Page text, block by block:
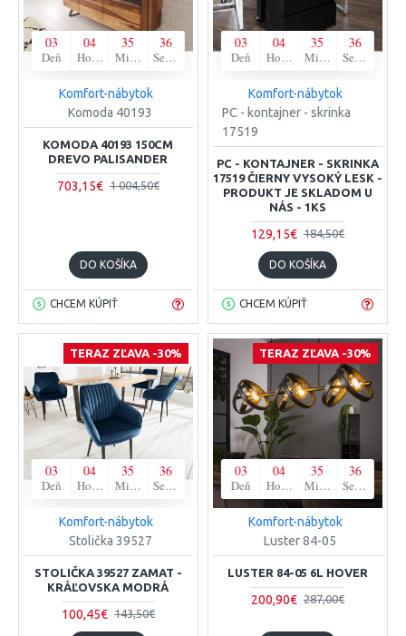
03
Deň
04
Hodina
35
Minúta
35
Sekunda
Komfort-nábytok
Komoda 40193
KOMODA 40193 150CM
DREVO PALISANDER
703,15€ 1 004,50€
DO KOŠÍKA
CHCEM KÚPIŤ
03
Deň
04
Hodina
35
Minúta
35
Sekunda
Komfort-nábytok
PC - kontajner - skrinka
17519
PC - KONTAJNER - SKRINKA
17519 ČIERNY VYSOKÝ LESK -
PRODUKT JE SKLADOM U
NÁS - 1KS
129,15€ 184,50€
DO KOŠÍKA
CHCEM KÚPIŤ
TERAZ ZĽAVA -30%
03
Deň
04
Hodina
35
Minúta
35
Sekunda
Komfort-nábytok
Stolička 39527
STOLIČKA 39527 ZAMAT -
KRÁĽOVSKA MODRÁ
100,45€ 143,50€
TERAZ ZĽAVA -30%
03
Deň
04
Hodina
35
Minúta
35
Sekunda
Komfort-nábytok
Luster 84-05
LUSTER 84-05 6L HOVER
200,90€ 287,00€